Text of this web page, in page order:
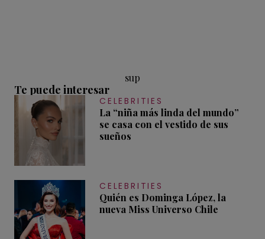
sup
Te puede interesar
CELEBRITIES
La “niña más linda del mundo”
se casa con el vestido de sus
sueños
CELEBRITIES
Quién es Dominga López, la
nueva Miss Universo Chile